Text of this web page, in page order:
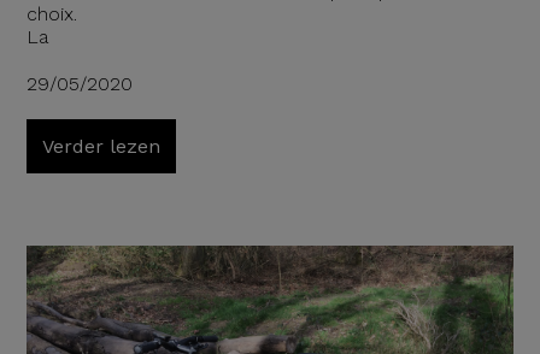
choix.
La
29/05/2020
Verder lezen